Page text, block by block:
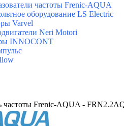
частоты Frenic-AQUA
оборудование LS Electric
Varvel
Neri Motori
INNOCONT
частоты Frenic-AQUA -